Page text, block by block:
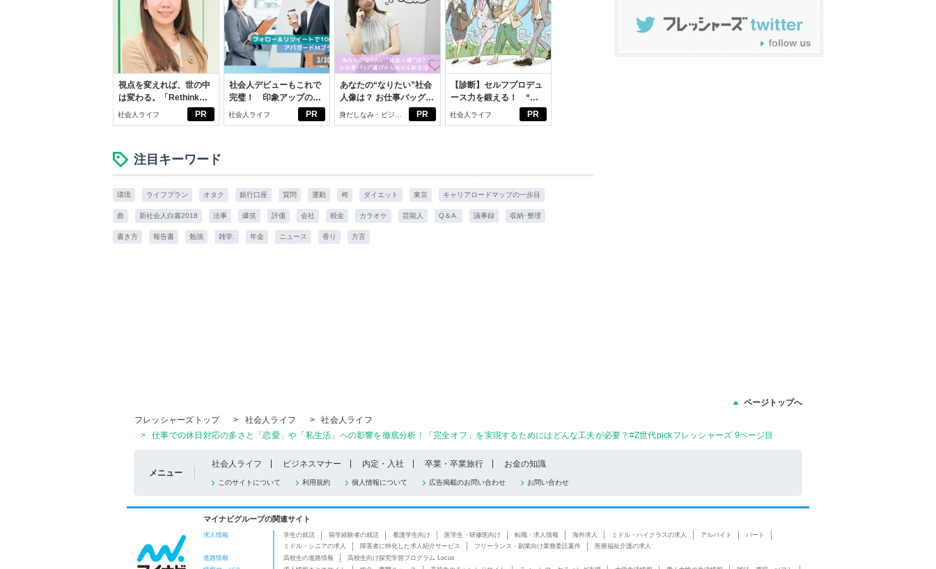
PR
視点を変えれば、世の中
は変わる。「Rethink
PROJECT」がつたえた
社会人ライフ PR
社会人デビューもこれで
完璧！ 印象アップのセ
ルフプロデュース術
社会人ライフ PR
あなたの“なりたい”社会
人像は？ お仕事バッグ選
びから始める新生活
身だしなみ・ビジネ
スアイテム
PR
【診断】セルフプロデュ
ース力を鍛える！ “ジ
ブン観”診断
社会人ライフ
注目キーワード
環境 ライフプラン オタク 銀行口座 質問 運動 袴 ダイエット 東京 キャリアロードマップの一歩目
曲 新社会人白書2018 法事 爆笑 評価 会社 税金 カラオケ 芸能人 Q＆A. 議事録 収納･整理
書き方 報告書 勉強 雑学. 年金 ニュース 香り 方言
ページトップへ
フレッシャーズトップ
> 社会人ライフ >
社会人ライフ
>
仕事での休日対応の多さと「恋愛」や「私生活」への影響を徹底分析！「完全オフ」を実現するためにはどんな工夫が必要？#Z世代pickフレッシャーズ 9ページ目
メニュー
社会人ライフ ビジネスマナー 内定・入社 卒業・卒業旅行 お金の知識
このサイトについて 利用規約 個人情報について 広告掲載のお問い合わせ お問い合わせ
マイナビグループの関連サイト
求人情報 学生の就活 留学経験者の就活 看護学生向け 医学生・研修医向け 転職・求人情報 海外求人 ミドル・ハイクラスの求人 アルバイト
パート
ミドル・シニアの求人
障害者に特化した求人紹介サービス フリーランス・副業向け業務委託案件
医療福祉介護の求人
進路情報
高校生の進路情報
高校生向け探究学習プログラム Locus